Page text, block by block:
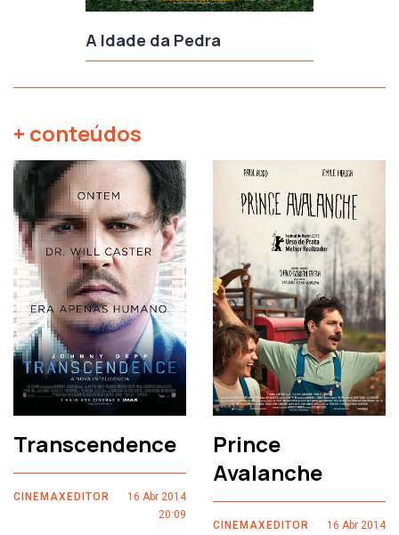
A Idade da Pedra
+ conteúdos
Transcendence
CINEMAXEDITOR
16 Abr 2014
20:09
Prince
Avalanche
CINEMAXEDITOR
16 Abr 2014